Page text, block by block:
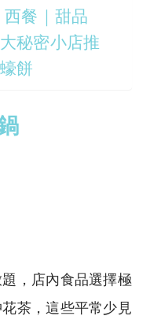
餐｜甜品
秘密小店推
餅
，店內食品選擇極
茶，這些平常少見